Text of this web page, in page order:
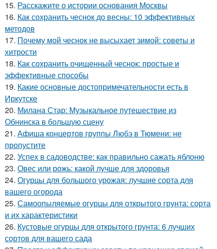
15. Расскажите о истории основания Москвы
16. Как сохранить чеснок до весны: 10 эффективных
методов
17. Почему мой чеснок не высыхает зимой: советы и
хитрости
18. Как сохранить очищенный чеснок: простые и
эффективные способы
19. Какие основные достопримечательности есть в
Иркутске
20. Милана Стар: Музыкальное путешествие из
Обнинска в большую сцену
21. Афиша концертов группы Любэ в Тюмени: не
пропустите
22. Успех в садоводстве: как правильно сажать яблоню
23. Овес или рожь: какой лучше для здоровья
24. Огурцы для большого урожая: лучшие сорта для
вашего огорода
25. Самоопыляемые огурцы для открытого грунта: сорта
и их характеристики
26. Кустовые огурцы для открытого грунта: 6 лучших
сортов для вашего сада